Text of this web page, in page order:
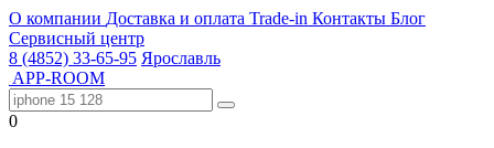
О компании Доставка и оплата Trade-in Контакты Блог
Сервисный центр
8 (4852) 33-65-95 Ярославль
APP-ROOM
0